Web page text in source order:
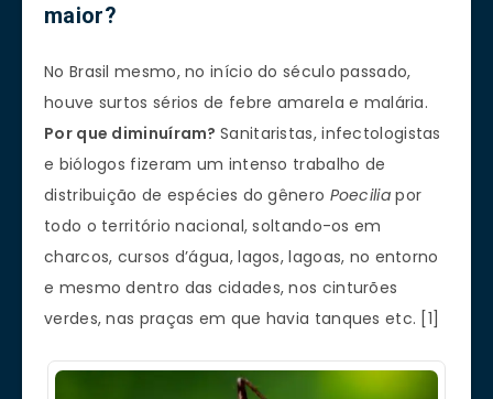
maior?
No Brasil mesmo, no início do século passado,
houve surtos sérios de febre amarela e malária.
Por que diminuíram? Sanitaristas, infectologistas
e biólogos fizeram um intenso trabalho de
distribuição de espécies do gênero Poeciliapor
todo o território nacional, soltando-os em
charcos, cursos d’água, lagos, lagoas, no entorno
e mesmo dentro das cidades, nos cinturões
verdes, nas praças em que havia tanques etc. [1]